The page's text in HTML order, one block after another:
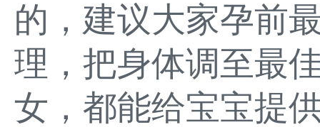
的，建议大家孕前
理，把身体调至最
女，都能给宝宝提